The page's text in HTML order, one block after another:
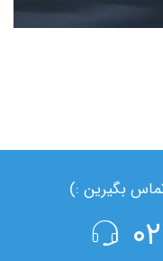
تماس بگیرین :)